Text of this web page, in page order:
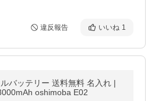
違反報告 いいね 1
バッテリー 送料無料 名入れ |
oshimoba E02